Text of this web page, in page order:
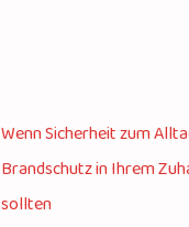
Wenn Sicherheit zum
Brandschutz in Ihrem
sollten